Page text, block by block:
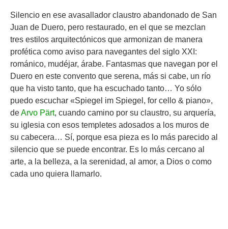
Silencio en ese avasallador claustro abandonado de San
Juan de Duero, pero restaurado, en el que se mezclan
tres estilos arquitectónicos que armonizan de manera
profética como aviso para navegantes del siglo XXI:
románico, mudéjar, árabe. Fantasmas que navegan por el
Duero en este convento que serena, más si cabe, un río
que ha visto tanto, que ha escuchado tanto… Yo sólo
puedo escuchar «Spiegel im Spiegel, for cello & piano»,
deArvo Pärt, cuando camino por su claustro, su arquería,
su iglesia con esos templetes adosados a los muros de
su cabecera… Sí, porque esa pieza es lo más parecido al
silencio que se puede encontrar. Es lo más cercano al
arte, a la belleza, a la serenidad, al amor, a Dios o como
cada uno quiera llamarlo.